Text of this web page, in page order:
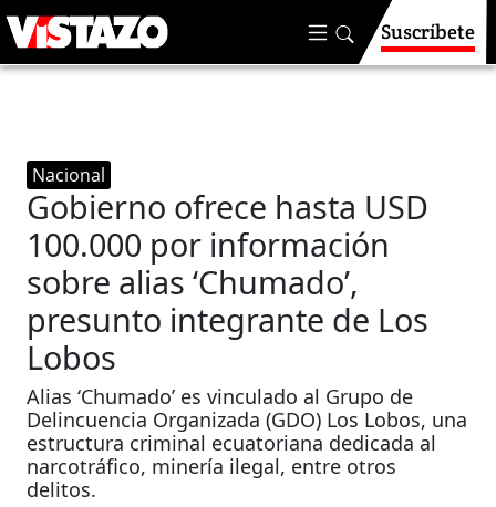
Suscríbete
Nacional
Gobierno ofrece hasta USD
100.000 por información
sobre alias ‘Chumado’,
presunto integrante de Los
Lobos
Alias ‘Chumado’ es vinculado al Grupo de
Delincuencia Organizada (GDO) Los Lobos, una
estructura criminal ecuatoriana dedicada al
narcotráfico, minería ilegal, entre otros
delitos.